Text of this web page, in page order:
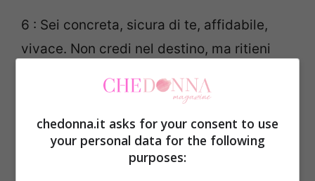
6 : Sei concreta, sicura di te, affidabile,
vivace. Non credi nel destino, ma ritieni
unicamente da te. Lavori sodo per
raggiungere i tuoi obiettivi, sei alla
continua ricerca della perfezione e ti
impegni molto per raggiungerla. Ti
chedonna.it asks for your consent to use
your personal data for the following
purposes: